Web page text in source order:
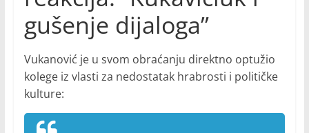
gušenje dijaloga”
Vukanović je u svom obraćanju direktno optužio
kolege iz vlasti za nedostatak hrabrosti i političke
kulture: